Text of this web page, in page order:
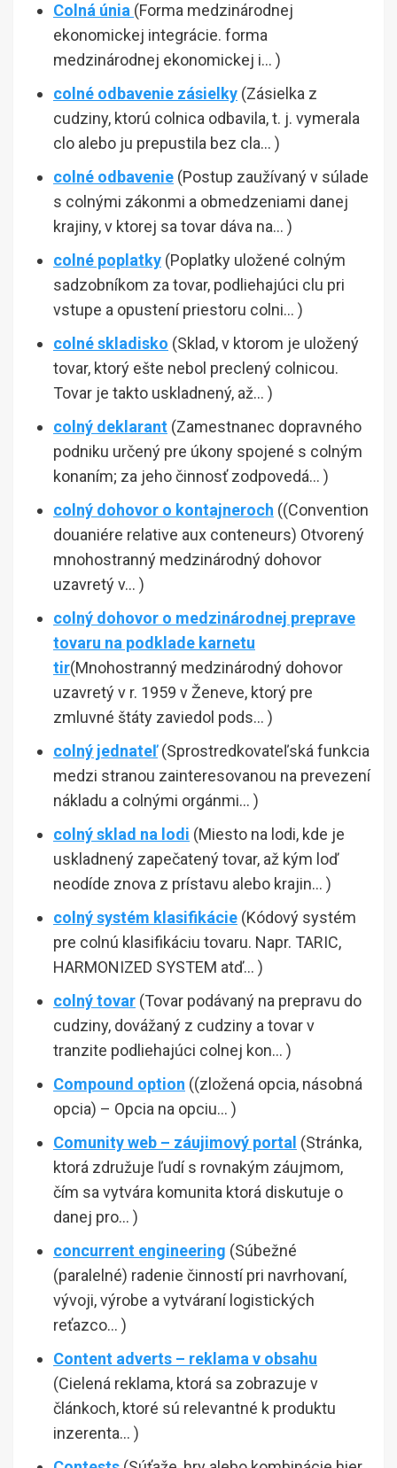
Colná únia (Forma medzinárodnej
ekonomickej integrácie. forma
medzinárodnej ekonomickej i… )
colné odbavenie zásielky (Zásielka z
cudziny, ktorú colnica odbavila, t. j. vymerala
clo alebo ju prepustila bez cla… )
colné odbavenie (Postup zaužívaný v súlade
s colnými zákonmi a obmedzeniami danej
krajiny, v ktorej sa tovar dáva na… )
colné poplatky (Poplatky uložené colným
sadzobníkom za tovar, podliehajúci clu pri
vstupe a opustení priestoru colni… )
colné skladisko (Sklad, v ktorom je uložený
tovar, ktorý ešte nebol preclený colnicou.
Tovar je takto uskladnený, až… )
colný deklarant (Zamestnanec dopravného
podniku určený pre úkony spojené s colným
konaním; za jeho činnosť zodpovedá… )
colný dohovor o kontajneroch ((Convention
douaniére relative aux conteneurs) Otvorený
mnohostranný medzinárodný dohovor
uzavretý v… )
colný dohovor o medzinárodnej preprave
tovaru na podklade karnetu
tir(Mnohostranný medzinárodný dohovor
uzavretý v r. 1959 v Ženeve, ktorý pre
zmluvné štáty zaviedol pods… )
colný jednateľ(Sprostredkovateľská funkcia
medzi stranou zainteresovanou na prevezení
nákladu a colnými orgánmi… )
colný sklad na lodi (Miesto na lodi, kde je
uskladnený zapečatený tovar, až kým loď
neodíde znova z prístavu alebo krajin… )
colný systém klasifikácie (Kódový systém
pre colnú klasifikáciu tovaru. Napr. TARIC,
HARMONIZED SYSTEM atď… )
colný tovar (Tovar podávaný na prepravu do
cudziny, dovážaný z cudziny a tovar v
tranzite podliehajúci colnej kon… )
Compound option ((zložená opcia, násobná
opcia) – Opcia na opciu… )
Comunity web – záujimový portal (Stránka,
ktorá združuje ľudí s rovnakým záujmom,
čím sa vytvára komunita ktorá diskutuje o
danej pro… )
concurrent engineering (Súbežné
(paralelné) radenie činností pri navrhovaní,
vývoji, výrobe a vytváraní logistických
reťazco… )
Content adverts – reklama v obsahu
(Cielená reklama, ktorá sa zobrazuje v
článkoch, ktoré sú relevantné k produktu
inzerenta… )